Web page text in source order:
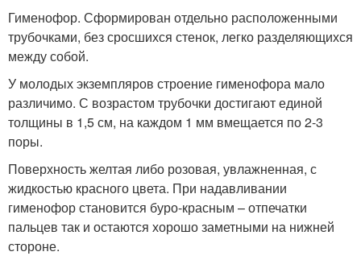
Гименофор. Сформирован отдельно расположенными
трубочками, без сросшихся стенок, легко разделяющихся
между собой.
У молодых экземпляров строение гименофора мало
различимо. С возрастом трубочки достигают единой
толщины в 1,5 см, на каждом 1 мм вмещается по 2-3
поры.
Поверхность желтая либо розовая, увлажненная, с
жидкостью красного цвета. При надавливании
гименофор становится буро-красным – отпечатки
пальцев так и остаются хорошо заметными на нижней
стороне.